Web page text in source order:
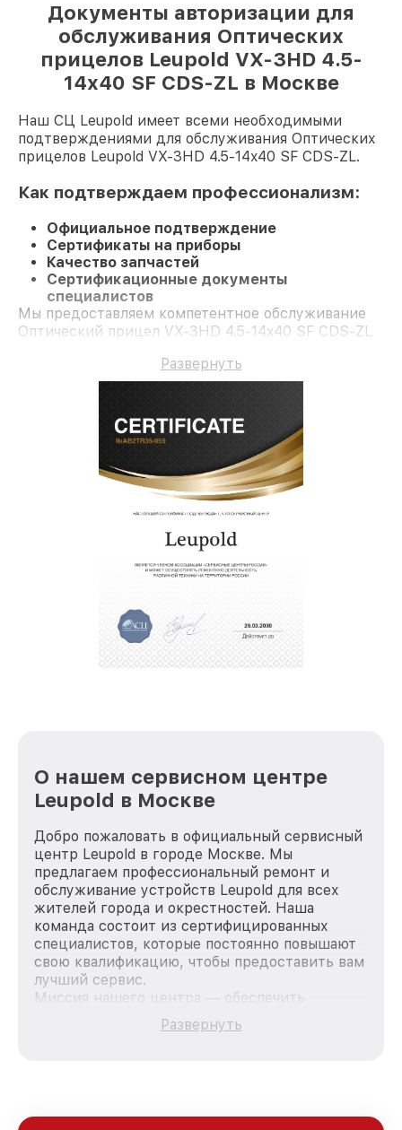
Документы авторизации для
обслуживания Оптических
прицелов Leupold VX-3HD 4.5-
14x40 SF CDS-ZL в Москве
Наш СЦ Leupold имеет всеми необходимыми
подтверждениями для обслуживания Оптических
прицелов Leupold VX-3HD 4.5-14x40 SF CDS-ZL.
Как подтверждаем профессионализм:
Официальное подтверждение
Сертификаты на приборы
Качество запчастей
Сертификационные документы
специалистов
Мы предоставляем компетентное обслуживание
Оптический прицел VX-3HD 4.5-14x40 SF CDS-ZL
Развернуть
О нашем сервисном центре
Leupold в Москве
Добро пожаловать в официальный сервисный
центр Leupold в городе Москве. Мы
предлагаем профессиональный ремонт и
обслуживание устройств Leupold для всех
жителей города и окрестностей. Наша
команда состоит из сертифицированных
специалистов, которые постоянно повышают
свою квалификацию, чтобы предоставить вам
лучший сервис.
Миссия нашего центра — обеспечить
качественный и доступный ремонт для
каждого пользователя продукции Leupold, вне
Развернуть